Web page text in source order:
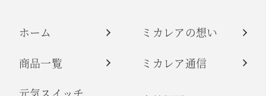
ホーム
ミカレアの想い
商品一覧
ミカレア通信